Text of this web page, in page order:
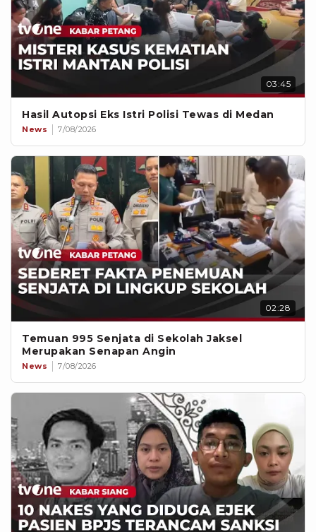
03:45
Hasil Autopsi Eks Istri Polisi Tewas di Medan
News 7/08/2026
02:28
Temuan 995 Senjata di Sekolah Jaksel
Merupakan Senapan Angin
News 7/08/2026